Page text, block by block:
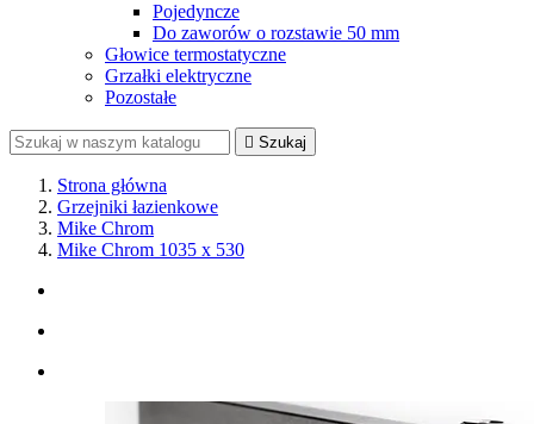
Pojedyncze
Do zaworów o rozstawie 50 mm
Głowice termostatyczne
Grzałki elektryczne
Pozostałe
 Szukaj
Strona główna
Grzejniki łazienkowe
Mike Chrom
Mike Chrom 1035 x 530